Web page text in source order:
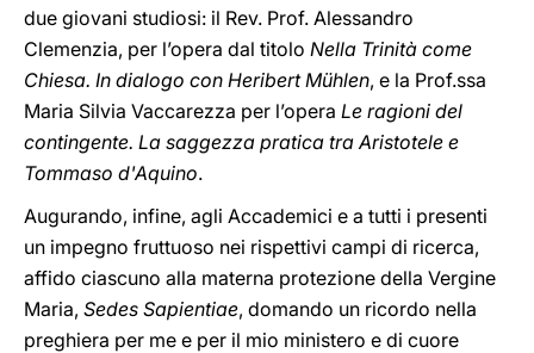
due giovani studiosi: il Rev. Prof. Alessandro
Clemenzia, per l’opera dal titolo Nella Trinità come
Chiesa. In dialogo con Heribert Mühlen, e la Prof.ssa
Maria Silvia Vaccarezza per l’opera Le ragioni del
contingente. La saggezza pratica tra Aristotele e
Tommaso d'Aquino.
Augurando, infine, agli Accademici e a tutti i presenti
un impegno fruttuoso nei rispettivi campi di ricerca,
affido ciascuno alla materna protezione della Vergine
Maria, Sedes Sapientiae, domando un ricordo nella
preghiera per me e per il mio ministero e di cuore